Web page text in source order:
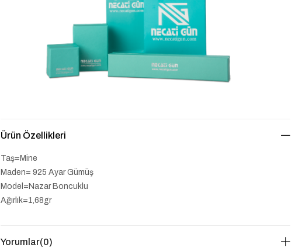
Ürün Özellikleri
Taş=Mine
Maden= 925 Ayar Gümüş
Model=Nazar Boncuklu
Ağırlık=1,68gr
Yorumlar(0)